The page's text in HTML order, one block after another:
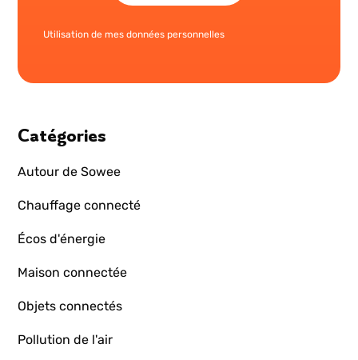
Utilisation de mes données personnelles
Catégories
Autour de Sowee
Chauffage connecté
Écos d'énergie
Maison connectée
Objets connectés
Pollution de l'air